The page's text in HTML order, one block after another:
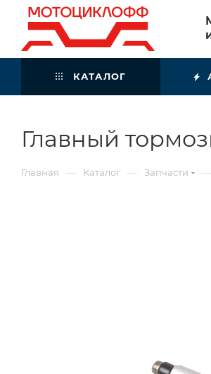
КАТАЛОГ
Главный
Главная — Каталог — Запчасти —